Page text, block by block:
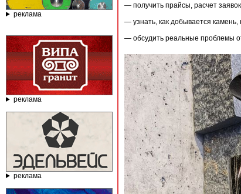
реклама
реклама
реклама
— получить прайсы, расчет
— узнать, как добывается
— обсудить реальные проблемы